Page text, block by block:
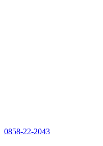
0858-22-2043